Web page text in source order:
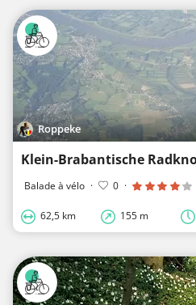
Roppeke
Klein-Brabantische
Balade à vélo · 0 ·
62,5 km 155 m